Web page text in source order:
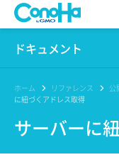
WING
ドキュメント
このサイトについて
プロダクト
リファレンス
ホーム リファレンス 公
に紐づくアドレス取得
サーバーに